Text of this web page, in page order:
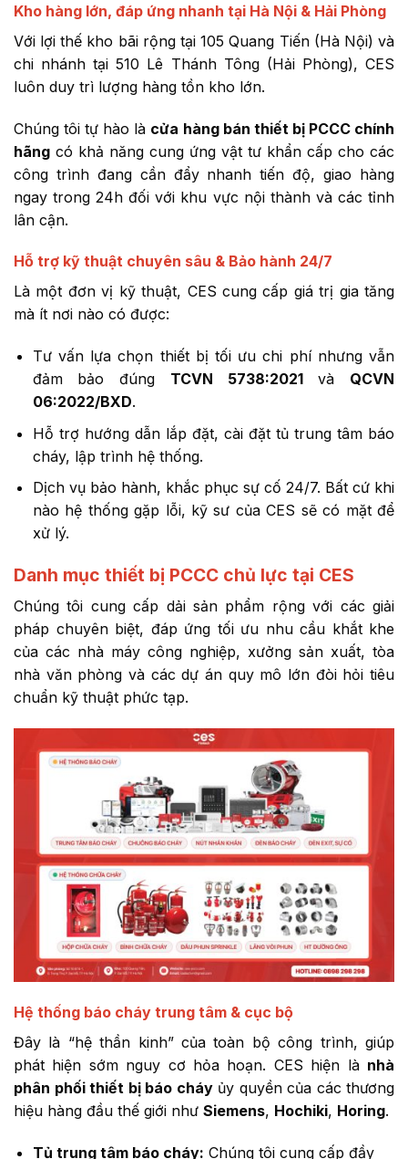
Kho hàng lớn, đáp ứng nhanh tại Hà Nội & Hải Phòng
Với lợi thế kho bãi rộng tại 105 Quang Tiến (Hà Nội) và
chi nhánh tại 510 Lê Thánh Tông (Hải Phòng), CES
luôn duy trì lượng hàng tồn kho lớn.
Chúng tôi tự hào là cửa hàng bán thiết bị PCCC chính
hãng có khả năng cung ứng vật tư khẩn cấp cho các
công trình đang cần đẩy nhanh tiến độ, giao hàng
ngay trong 24h đối với khu vực nội thành và các tỉnh
lân cận.
Hỗ trợ kỹ thuật chuyên sâu & Bảo hành 24/7
Là một đơn vị kỹ thuật, CES cung cấp giá trị gia tăng
mà ít nơi nào có được:
Tư vấn lựa chọn thiết bị tối ưu chi phí nhưng vẫn
đảm bảo đúng TCVN 5738:2021và QCVN
06:2022/BXD.
Hỗ trợ hướng dẫn lắp đặt, cài đặt tủ trung tâm báo
cháy, lập trình hệ thống.
Dịch vụ bảo hành, khắc phục sự cố 24/7. Bất cứ khi
nào hệ thống gặp lỗi, kỹ sư của CES sẽ có mặt để
xử lý.
Danh mục thiết bị PCCC chủ lực tại CES
Chúng tôi cung cấp dải sản phẩm rộng với các giải
pháp chuyên biệt, đáp ứng tối ưu nhu cầu khắt khe
của các nhà máy công nghiệp, xưởng sản xuất, tòa
nhà văn phòng và các dự án quy mô lớn đòi hỏi tiêu
chuẩn kỹ thuật phức tạp.
Hệ thống báo cháy trung tâm & cục bộ
Đây là “hệ thần kinh” của toàn bộ công trình, giúp
phát hiện sớm nguy cơ hỏa hoạn. CES hiện là nhà
phân phối thiết bị báo cháyủy quyền của các thương
hiệu hàng đầu thế giới như Siemens, Hochiki, Horing.
Tủ trung tâm báo cháy: Chúng tôi cung cấp đầy